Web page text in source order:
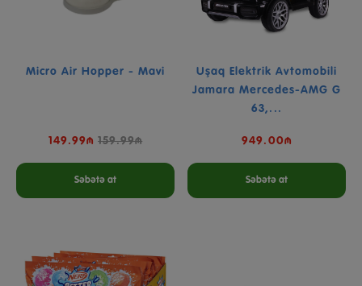
Micro Air Hopper - Mavi
149.99₼ 159.99₼
Səbətə at
Uşaq Elektrik Avtomobili
Jamara Mercedes-AMG G
63,...
949.00₼
Səbətə at